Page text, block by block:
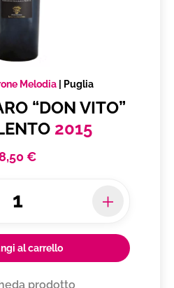
Melodia Puglia
“DON VITO”
2015
€
al carrello
prodotto